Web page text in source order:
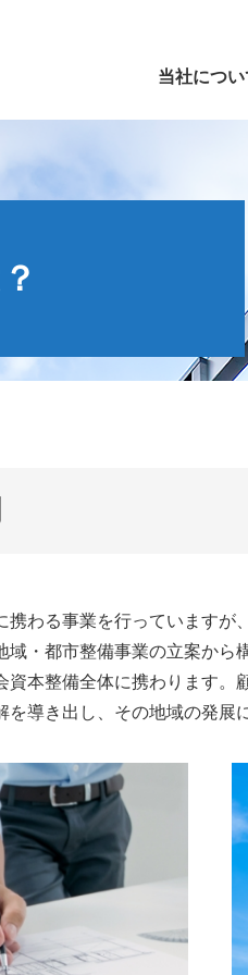
当社につい
わる事業を行っています
・都市整備事業の立案か
本整備全体に携わります
導き出し、その地域の発展